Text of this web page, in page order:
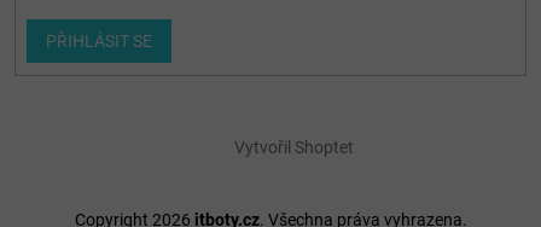
PŘIHLÁSIT SE
Vytvořil Shoptet
Copyright 2026 itboty.cz. Všechna práva vyhrazena.